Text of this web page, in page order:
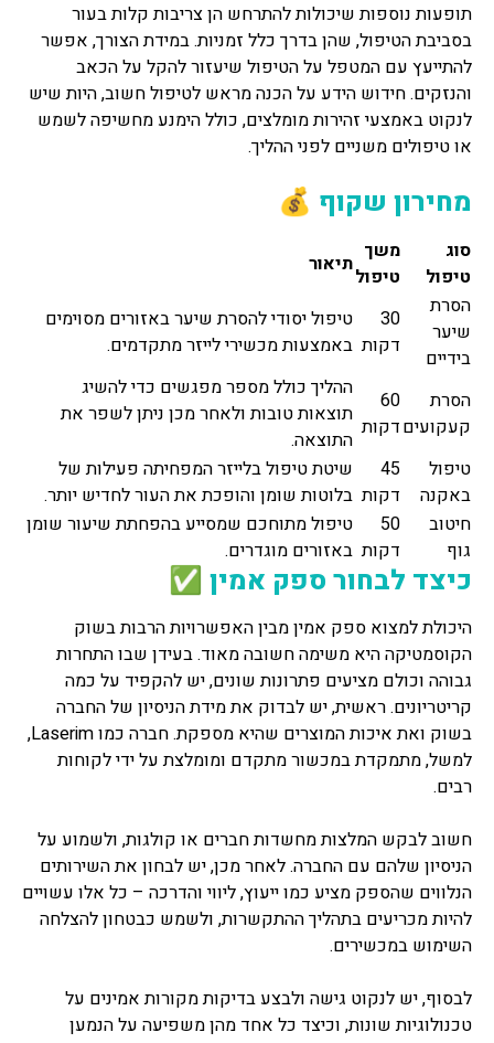
תופעות נוספות שיכולות להתרחש הן צריבות קלות בעור
בסביבת הטיפול, שהן בדרך כלל זמניות. במידת הצורך, אפשר
להתייעץ עם המטפל על הטיפול שיעזור להקל על הכאב
והנזקים. חידוש הידע על הכנה מראש לטיפול חשוב, היות שיש
לנקוט באמצעי זהירות מומלצים, כולל הימנע מחשיפה לשמש
או טיפולים משניים לפני ההליך.
מחירון שקוף 💰
סוג
טיפול
משך
טיפולתיאור
הסרת
שיער
בידיים
30
דקות
טיפול יסודי להסרת שיער באזורים מסוימים
באמצעות מכשירי לייזר מתקדמים.
הסרת
קעקועים
60
דקות
ההליך כולל מספר מפגשים כדי להשיג
תוצאות טובות ולאחר מכן ניתן לשפר את
התוצאה.
טיפול
באקנה
45
דקות
שיטת טיפול בלייזר המפחיתה פעילות של
בלוטות שומן והופכת את העור לחדיש יותר.
חיטוב
גוף
50
דקות
טיפול מתוחכם שמסייע בהפחתת שיעור שומן
באזורים מוגדרים.
כיצד לבחור ספק אמין ✅
היכולת למצוא ספק אמין מבין האפשרויות הרבות בשוק
הקוסמטיקה היא משימה חשובה מאוד. בעידן שבו התחרות
גבוהה וכולם מציעים פתרונות שונים, יש להקפיד על כמה
קריטריונים. ראשית, יש לבדוק את מידת הניסיון של החברה
בשוק ואת איכות המוצרים שהיא מספקת. חברה כמו Laserim,
למשל, מתמקדת במכשור מתקדם ומומלצת על ידי לקוחות
רבים.
חשוב לבקש המלצות מחשדות חברים או קולגות, ולשמוע על
הניסיון שלהם עם החברה. לאחר מכן, יש לבחון את השירותים
הנלווים שהספק מציע כמו ייעוץ, ליווי והדרכה – כל אלו עשויים
להיות מכריעים בתהליך ההתקשרות, ולשמש כבטחון להצלחה
השימוש במכשירים.
לבסוף, יש לנקוט גישה ולבצע בדיקות מקורות אמינים על
טכנולוגיות שונות, וכיצד כל אחד מהן משפיעה על הנמען